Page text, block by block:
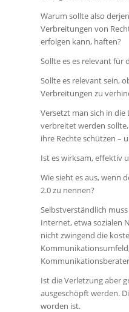
Warum sollte also
Verbreitungen von
erfolgen kann, haften?
Sollte es es relevant für
Sollte es relevant sein,
Verbreitungen zu
Versetzt man sich in
verbreitet werden
ihre Rechte schützen –
Ist es wirksam, effektiv
Wie sieht es aus, wenn
2.0 zu nennen?
Selbstverständlich
Internet, etwa sozialen
nicht zwingend die
Ist die Verletzung aber
ausgeschöpft werden.
worden ist.